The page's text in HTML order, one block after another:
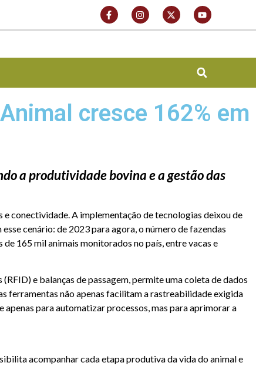
cresce 162% em
a produtividade bovina e a gestão das
conectividade. A implementação de tecnologias deixou de
cenário: de 2023 para agora, o número de fazendas
165 mil animais monitorados no país, entre vacas e
e balanças de passagem, permite uma coleta de dados
ferramentas não apenas facilitam a rastreabilidade exigida
para automatizar processos, mas para aprimorar a
acompanhar cada etapa produtiva da vida do animal e